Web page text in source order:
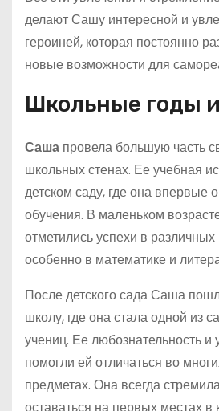
делают Сашу интересной и
героиней, которая постоянно
новые возможности для
Школьные годы
Саша провела большую часть
школьных стенах. Ее учебная
детском саду, где она впервые
обучения. В маленьком
отметились успехи в
особенно в математике и
После детского сада Саша
школу, где она стала одной из
учениц. Ее любознательность и
помогли ей отличаться во
предметах. Она всегда